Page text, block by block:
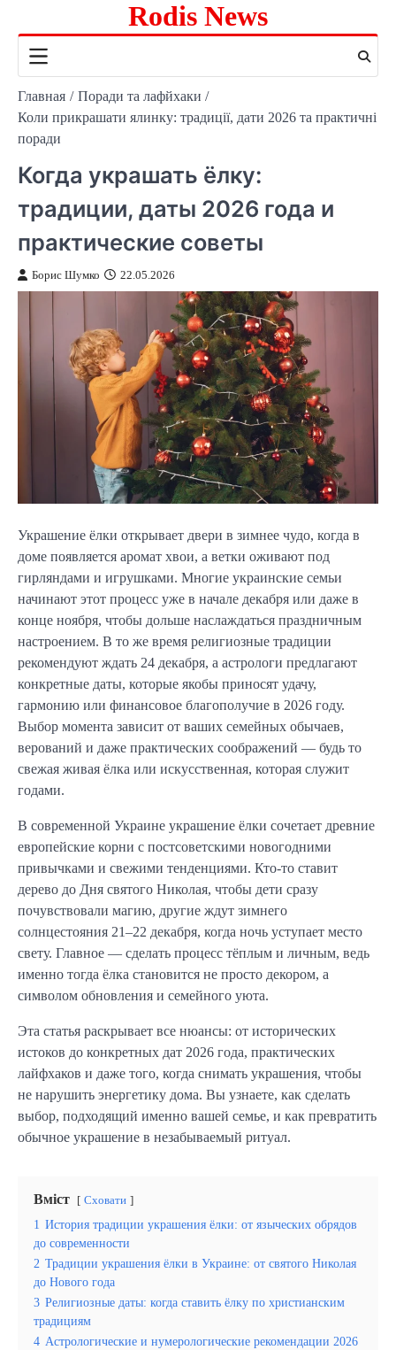
содержимому
Rodis News
Главная
Поради та лафйхаки
Коли прикрашати ялинку: традиції, дати 2026 та практичні
поради
Когда украшать ёлку:
традиции, даты 2026 года и
практические советы
Борис Шумко 22.05.2026
Украшение ёлки открывает двери в зимнее чудо, когда в
доме появляется аромат хвои, а ветки оживают под
гирляндами и игрушками. Многие украинские семьи
начинают этот процесс уже в начале декабря или даже в
конце ноября, чтобы дольше наслаждаться праздничным
настроением. В то же время религиозные традиции
рекомендуют ждать 24 декабря, а астрологи предлагают
конкретные даты, которые якобы приносят удачу,
гармонию или финансовое благополучие в 2026 году.
Выбор момента зависит от ваших семейных обычаев,
верований и даже практических соображений — будь то
свежая живая ёлка или искусственная, которая служит
годами.
В современной Украине украшение ёлки сочетает древние
европейские корни с постсоветскими новогодними
привычками и свежими тенденциями. Кто-то ставит
дерево до Дня святого Николая, чтобы дети сразу
почувствовали магию, другие ждут зимнего
солнцестояния 21–22 декабря, когда ночь уступает место
свету. Главное — сделать процесс тёплым и личным, ведь
именно тогда ёлка становится не просто декором, а
символом обновления и семейного уюта.
Эта статья раскрывает все нюансы: от исторических
истоков до конкретных дат 2026 года, практических
лайфхаков и даже того, когда снимать украшения, чтобы
не нарушить энергетику дома. Вы узнаете, как сделать
выбор, подходящий именно вашей семье, и как превратить
обычное украшение в незабываемый ритуал.
Вміст Сховати
1 История традиции украшения ёлки: от языческих обрядов
до современности
2 Традиции украшения ёлки в Украине: от святого Николая
до Нового года
3 Религиозные даты: когда ставить ёлку по христианским
традициям
4 Астрологические и нумерологические рекомендации 2026